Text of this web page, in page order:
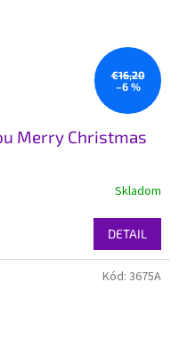
€16,20
–6 %
Merry Christmas
Skladom
DETAIL
Kód: 3675A